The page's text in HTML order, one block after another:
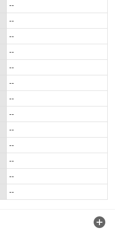
--
--
--
--
--
--
--
--
--
--
--
--
--